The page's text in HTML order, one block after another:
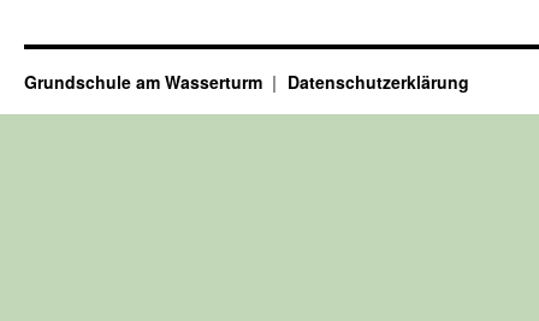
Grundschule am Wasserturm Datenschutzerklärung